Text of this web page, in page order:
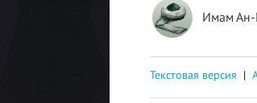
Имам Ан-
Текстовая версия |